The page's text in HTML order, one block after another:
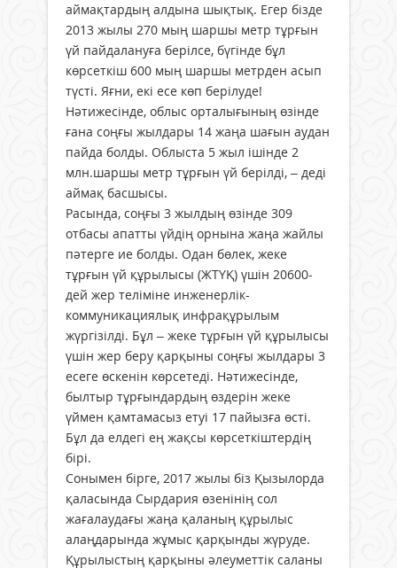
аймақтардың алдына шықтық. Егер бізде
2013 жылы 270 мың шаршы метр тұрғын
үй пайдалануға берілсе, бүгінде бұл
көрсеткіш 600 мың шаршы метрден асып
түсті. Яғни, екі есе көп берілуде!
Нәтижесінде, облыс орталығының өзінде
ғана соңғы жылдары 14 жаңа шағын аудан
пайда болды. Облыста 5 жыл ішінде 2
млн.шаршы метр тұрғын үй берілді, – деді
аймақ басшысы.
Расында, соңғы 3 жылдың өзінде 309
отбасы апатты үйдің орнына жаңа жайлы
пәтерге ие болды. Одан бөлек, жеке
тұрғын үй құрылысы (ЖТҮҚ) үшін 20600-
дей жер теліміне инженерлік-
коммуникациялық инфрақұрылым
жүргізілді. Бұл – жеке тұрғын үй құрылысы
үшін жер беру қарқыны соңғы жылдары 3
есеге өскенін көрсетеді. Нәтижесінде,
былтыр тұрғындардың өздерін жеке
үймен қамтамасыз етуі 17 пайызға өсті.
Бұл да елдегі ең жақсы көрсеткіштердің
бірі.
Сонымен бірге, 2017 жылы біз Қызылорда
қаласында Сырдария өзенінің сол
жағалаудағы жаңа қаланың құрылыс
алаңдарында жұмыс қарқынды жүруде.
Құрылыстың қарқыны әлеуметтік саланы